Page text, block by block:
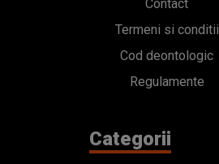
Contact
Termeni si conditii
Cod deontologic
Regulamente
Categorii